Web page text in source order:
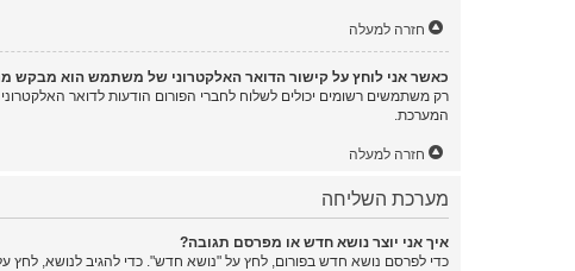
חזרה למעלה
כאשר אני לוחץ על קישור הדואר האלקטרוני של משתמש הוא מבקש
רק משתמשים רשומים יכולים לשלוח לחברי הפורום הודעות לדואר
המערכת.
חזרה למעלה
מערכת השליחה
איך אני יוצר נושא חדש או מפרסם תגובה?
כדי לפרסם נושא חדש בפורום, לחץ על "נושא חדש". כדי להגיב לנושא, לחץ